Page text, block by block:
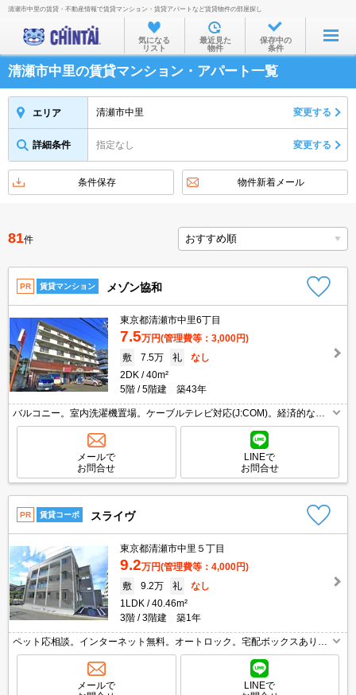
お部屋を探す
沿線・駅から
住所から
物件特集から
不動産会社から
TOP
清瀬市中里の賃貸・不動産情報で賃貸マンション・賃貸アパートなど賃貸物件の部屋探し
気になる
リスト
最近見た
物件
保存中の
条件
清瀬市中里の賃貸マンション・アパート一覧
エリア 清瀬市中里 変更する
詳細条件 指定なし 変更する
条件保存 物件新着メール
81件
PR 賃貸マンション メゾン協和
東京都清瀬市中里6丁目
7.5万円(管理費等：3,000円)
敷
7.5万 礼
なし
2DK
40m²
5階
5階建 築43年
バルコニー。室内洗濯機置場。ケーブルテレビ対応(J:COM)。経済的な都
市ガス使用。ペット飼育の場合、敷金1ヵ月分増。仲介手数料家賃の0.55
ヵ月分。TVインターホン付き。シャワー付独立洗面台。
メールで
お問合せ
LINEで
お問合せ
PR 賃貸コーポ スライヴ
東京都清瀬市中里５丁目
9.2万円(管理費等：4,000円)
敷
9.2万 礼
なし
1LDK
40.46m²
3階
3階建 築1年
ペット応相談。インターネット無料。オートロック。宅配ボックスあり。
TVインターホン付き。都市ガス使用。独立洗面化粧台付き。ペット飼育の
場合、敷金1ヵ月分増。
メールで
LINEで